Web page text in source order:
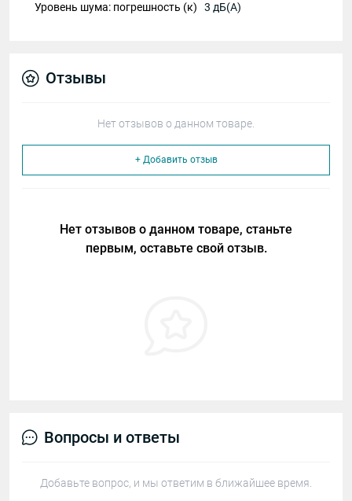
Уровень шума: погрешность (к) 3 дБ(А)
Отзывы
Нет отзывов о данном товаре.
+ Добавить отзыв
Нет отзывов о данном товаре, станьте
первым, оставьте свой отзыв.
Вопросы и ответы
Добавьте вопрос, и мы ответим в ближайшее время.